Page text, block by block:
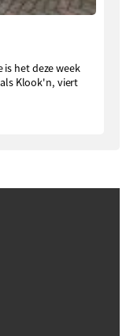
is het deze week
Klook'n, viert